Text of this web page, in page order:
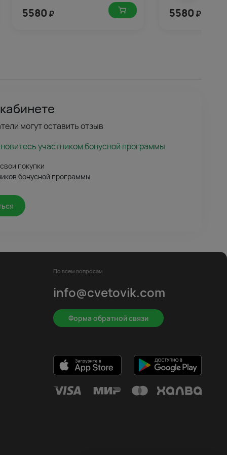
5580 ₽ 5580 ₽
могут оставить отзыв
участником бонусной программы
покупки
бонусной программы
По всем вопросам
info@cvetovik.com
Форма обратной связи